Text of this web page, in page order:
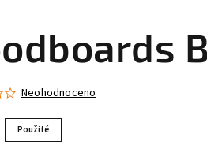
Použité
Neohodnoceno